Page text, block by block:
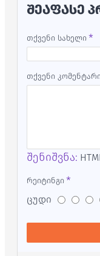
ᲨᲔᲐᲤᲐᲡᲔ
თქვენი სახელი
თქვენი
შენიშვნა:
რეიტინგი
ცუდი